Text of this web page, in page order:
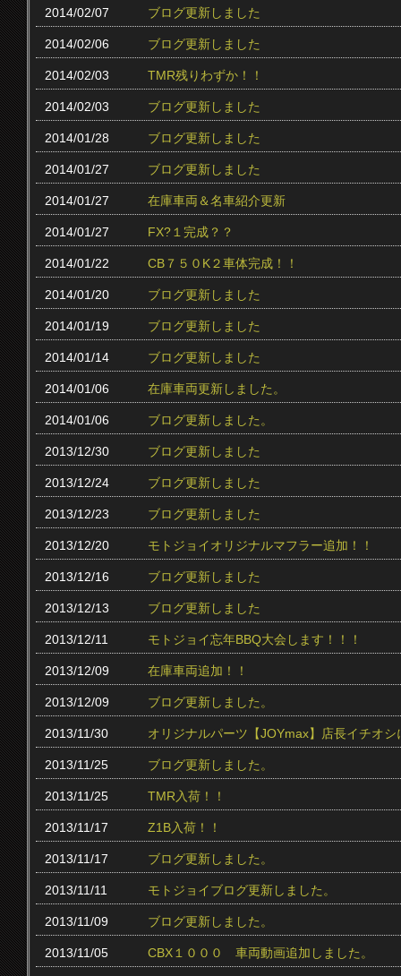
2014/02/07 ブログ更新しました
2014/02/06 ブログ更新しました
2014/02/03 TMR残りわずか！！
2014/02/03 ブログ更新しました
2014/01/28 ブログ更新しました
2014/01/27 ブログ更新しました
2014/01/27 在庫車両＆名車紹介更新
2014/01/27 FX?１完成？？
2014/01/22 CB７５０K２車体完成！！
2014/01/20 ブログ更新しました
2014/01/19 ブログ更新しました
2014/01/14 ブログ更新しました
2014/01/06 在庫車両更新しました。
2014/01/06 ブログ更新しました。
2013/12/30 ブログ更新しました
2013/12/24 ブログ更新しました
2013/12/23 ブログ更新しました
2013/12/20 モトジョイオリジナルマフラー追加！！
2013/12/16 ブログ更新しました
2013/12/13 ブログ更新しました
2013/12/11 モトジョイ忘年BBQ大会します！！！
2013/12/09 在庫車両追加！！
2013/12/09 ブログ更新しました。
2013/11/30 オリジナルパーツ【JOYmax】店長イチオ
2013/11/25 ブログ更新しました。
2013/11/25 TMR入荷！！
2013/11/17 Z1B入荷！！
2013/11/17 ブログ更新しました。
2013/11/11 モトジョイブログ更新しました。
2013/11/09 ブログ更新しました。
2013/11/05 CBX１０００ 車両動画追加しました。